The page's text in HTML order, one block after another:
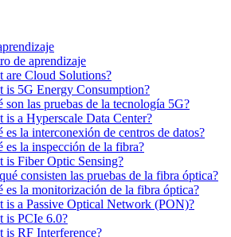
de aprendizaje
are Cloud Solutions?
is 5G Energy Consumption?
son las pruebas de la tecnología 5G?
is a Hyperscale Data Center?
es la interconexión de centros de datos?
es la inspección de la fibra?
is Fiber Optic Sensing?
consisten las pruebas de la fibra óptica?
es la monitorización de la fibra óptica?
is a Passive Optical Network (PON)?
is PCIe 6.0?
is RF Interference?